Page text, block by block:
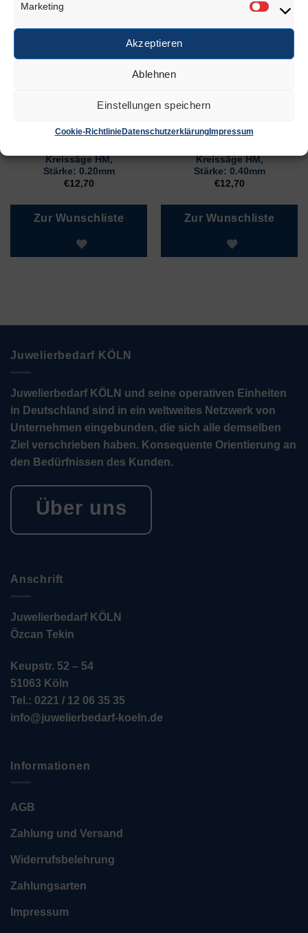
Marketing
Akzeptieren
Ablehnen
Einstellungen speichern
Cookie-RichtlinieDatenschutzerklärungImpressum
ÄHNLICHE PRODUKTE
Kreissäge HM,
Stärke: 0.20mm
€12,70
Zur Wunschliste
Kreissäge HM,
Stärke: 0.40mm
€12,70
Zur Wunschliste
Juwelierbedarf KÖLN
Juwelierbedarf KÖLN und seine operativen Einheiten
in Deutschland sind in ein weltweites Netzwerk von
Unternehmen eingebunden, die sich alle demselben
Ziel verschrieben haben. Konsequente Orientierung an
den Bedürfnissen des Kunden.
Über uns
Anschrift
Juwelierbedarf KÖLN
Özcan Tekin
Keupstr. 52 – 54
51063 Köln
Tel.: 0221 / 12 06 35 35
info@juwelierbedarf-koeln.de
Informationen
AGB
Zahlung und Versand
Widerrufsbelehrung
Zahlungsarten
Impressum